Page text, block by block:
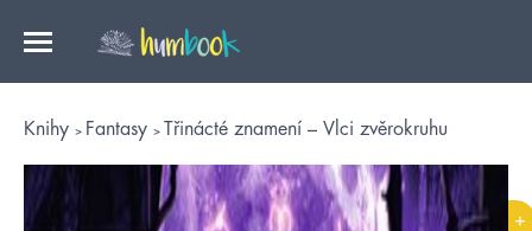
Knihy Fantasy Třinácté znamení – Vlci zvěrokruhu
+